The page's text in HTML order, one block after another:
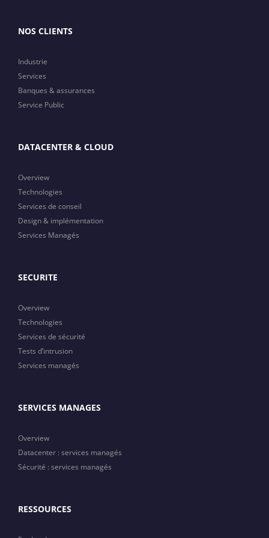
NOS CLIENTS
Industrie
Services
Banques & assurances
Service Public
DATACENTER & CLOUD
Overview
Technologies
Services de conseil
Design & implémentation
Services Managés
SECURITE
Overview
Technologies
Services de sécurité
Tests d’intrusion
Services managés
SERVICES MANAGES
Overview
Datacenter : services managés
Sécurité : services managés
RESSOURCES